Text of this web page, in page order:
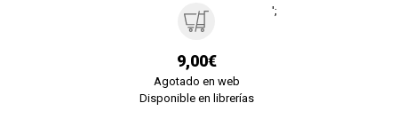
9,00€
Agotado en web
Disponible en librerías
';